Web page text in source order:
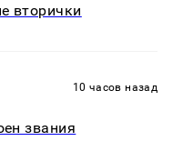
вторички
10 часов назад
звания